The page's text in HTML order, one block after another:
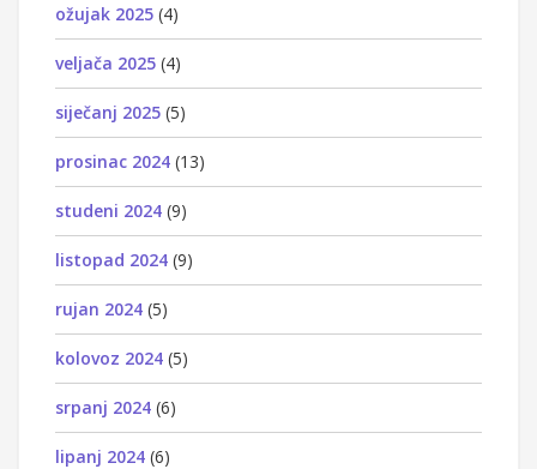
ožujak 2025 (4)
veljača 2025 (4)
siječanj 2025 (5)
prosinac 2024 (13)
studeni 2024 (9)
listopad 2024 (9)
rujan 2024 (5)
kolovoz 2024 (5)
srpanj 2024 (6)
lipanj 2024 (6)